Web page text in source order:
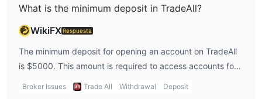
What is the minimum deposit in TradeAll?
WikiFXRespuesta
The minimum deposit for opening an account on TradeAll
is $5000. This amount is required to access accounts for
forex, stocks, or futures trading.
Broker Issues Trade All Withdrawal
Deposit